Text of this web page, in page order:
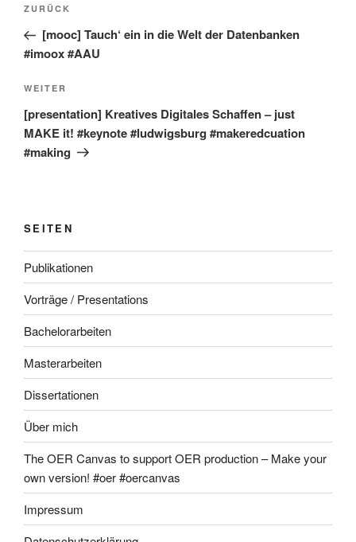
Vorheriger
Beitrag
ZURÜCK
[mooc] Tauch‘ ein in die Welt der Datenbanken
#imoox #AAU
Nächster
Beitrag
WEITER
[presentation] Kreatives Digitales Schaffen – just
MAKE it! #keynote #ludwigsburg #makeredcuation
#making
SEITEN
Publikationen
Vorträge / Presentations
Bachelorarbeiten
Masterarbeiten
Dissertationen
Über mich
The OER Canvas to support OER production – Make your
own version! #oer #oercanvas
Impressum